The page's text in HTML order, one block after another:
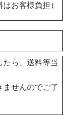
お客様負担）
たら、送料等当
ませんのでご了